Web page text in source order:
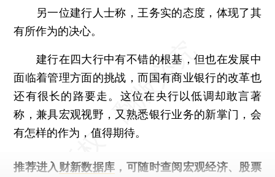
另一位建行人士称，王务实的态度，体现了其
有所作为的决心。
建行在四大行中有不错的根基，但也在发展中
面临着管理方面的挑战，而国有商业银行的改革也
还有很长的路要走。这位在央行以低调却敢言著
称，兼具宏观视野，又熟悉银行业务的新掌门，会
有怎样的作为，值得期待。
推荐进入 财新数据库 ，可随时查阅宏观经济、股票